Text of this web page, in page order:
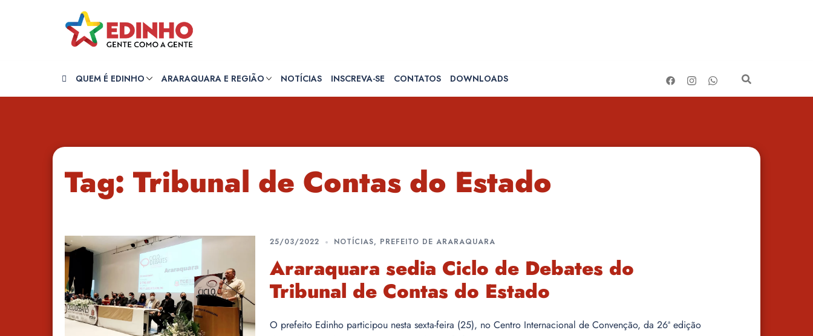
QUEM É EDINHO ARARAQUARA E REGIÃO NOTÍCIAS INSCREVA-SE CONTATOS DOWNLOADS
Tag: Tribunal de Contas do Estado
25/03/2022 NOTÍCIAS, PREFEITO DE ARARAQUARA
Araraquara sedia Ciclo de Debates do
Tribunal de Contas do Estado
O prefeito Edinho participou nesta sexta-feira (25), no Centro Internacional de Convenção, da 26ª edição